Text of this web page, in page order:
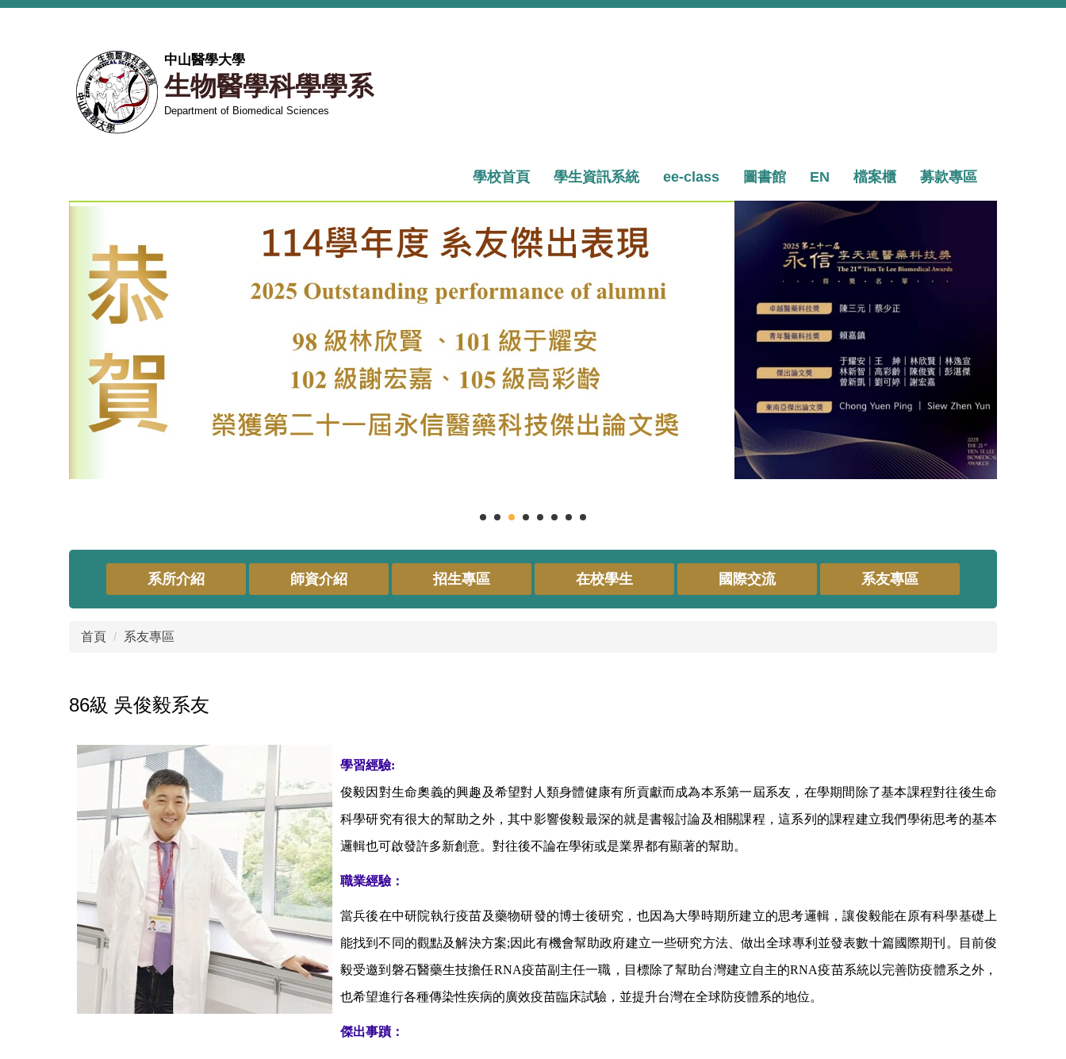
跳
中山醫學大學
生物醫學科學學系
Department of Biomedical Sciences
學校首頁 學生資訊系統 ee-class 圖書館 EN 檔案櫃 募款專區
系所介紹 師資介紹 招生專區 在校學生 國際交流 系友專區
首頁 系友專區
86級 吳俊毅系友
學習經驗:
俊毅因對生命奧義的興趣及希望對人類身體健康有所貢獻而成為本系第一屆系友，在學期間除了基本課程對往後生命
科學研究有很大的幫助之外，其中影響俊毅最深的就是書報討論及相關課程，這系列的課程建立我們學術思考的基本
邏輯也可啟發許多新創意。對往後不論在學術或是業界都有顯著的幫助。
職業經驗：
當兵後在中研院執行疫苗及藥物研發的博士後研究，也因為大學時期所建立的思考邏輯，讓俊毅能在原有科學基礎上
能找到不同的觀點及解決方案;因此有機會幫助政府建立一些研究方法、做出全球專利並發表數十篇國際期刊。目前俊
毅受邀到磐石醫藥生技擔任RNA疫苗副主任一職，目標除了幫助台灣建立自主的RNA疫苗系統以完善防疫體系之外，
也希望進行各種傳染性疾病的廣效疫苗臨床試驗，並提升台灣在全球防疫體系的地位。
傑出事蹟：